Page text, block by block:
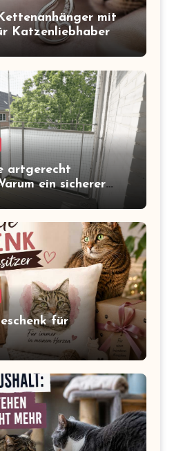
mit
Katzenliebhaber
artgerecht
ein sicherer
dazugehört
für